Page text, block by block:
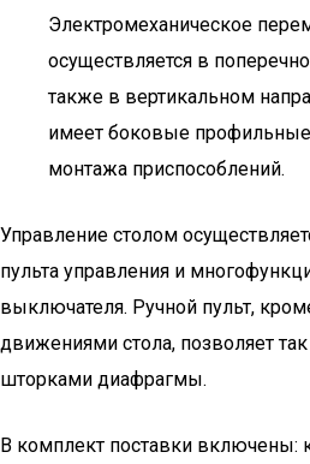
Электромеханическое
осуществляется в
также в вертикальном
имеет боковые
монтажа приспособлений.
Управление столом
пульта управления и
выключателя. Ручной пульт,
движениями стола, позволяет
шторками диафрагмы.
В комплект поставки включены: